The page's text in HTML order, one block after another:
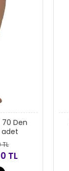
70 Den
adet
TL
TL